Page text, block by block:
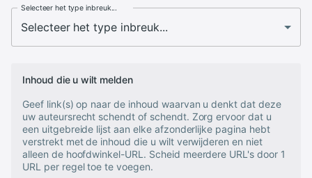
Selecteer het type inbreuk...
Inhoud die u wilt melden
Geef link(s) op naar de inhoud waarvan u denkt dat deze
uw auteursrecht schendt of schendt. Zorg ervoor dat u
een uitgebreide lijst aan elke afzonderlijke pagina hebt
verstrekt met de inhoud die u wilt verwijderen en niet
alleen de hoofdwinkel-URL. Scheid meerdere URL's door 1
URL per regel toe te voegen.